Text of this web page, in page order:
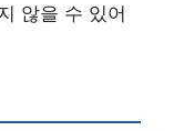
않을 수 있어